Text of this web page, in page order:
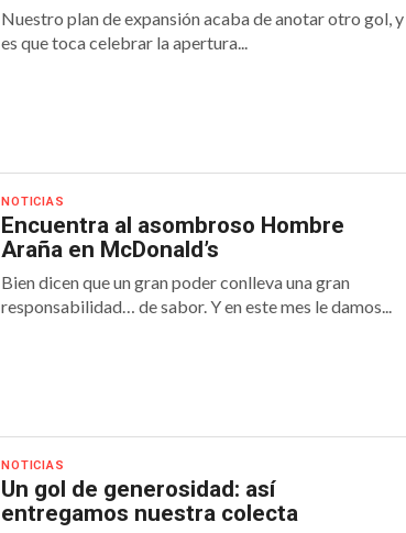
Nuestro plan de expansión acaba de anotar otro gol, y
es que toca celebrar la apertura...
NOTICIAS
Encuentra al asombroso Hombre
Araña en McDonald’s
Bien dicen que un gran poder conlleva una gran
responsabilidad… de sabor. Y en este mes le damos...
NOTICIAS
Un gol de generosidad: así
entregamos nuestra colecta